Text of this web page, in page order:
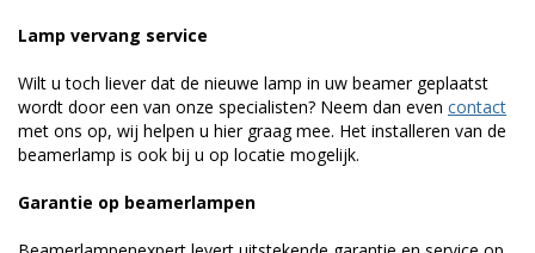
Lamp vervang service
Wilt u toch liever dat de nieuwe lamp in uw beamer geplaatst
wordt door een van onze specialisten? Neem dan even contact
met ons op, wij helpen u hier graag mee. Het installeren van de
beamerlamp is ook bij u op locatie mogelijk.
Garantie op beamerlampen